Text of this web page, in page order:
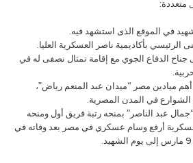
متعددة:
في الموقع الذى استشهد فيه.
الرئيسي بأكاديمية ناصر العسكرية العليا.
الدفاع الجوي مع إقامة تمثال نصفى له في
ميادين مصر “ميدان عبد المنعم رياض”،
الشوارع في المدن المصرية.
عبد الناصر” بمنحه رتبة فريق أول ومنحه
أرفع وسام عسكري في مصر بعد وفاته في